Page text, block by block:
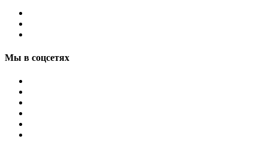
Мы в соцсетях